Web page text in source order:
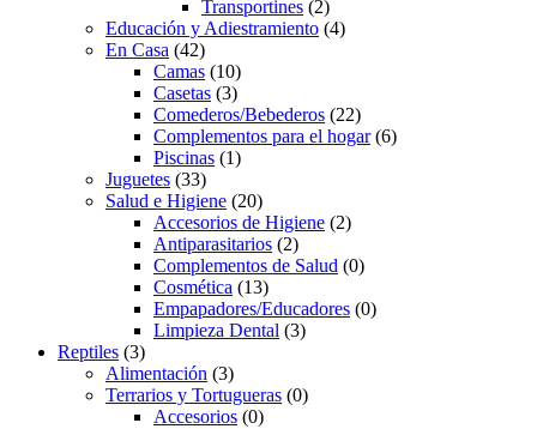
Transportines (2)
Educación y Adiestramiento (4)
En Casa (42)
Camas (10)
Casetas (3)
Comederos/Bebederos (22)
Complementos para el hogar (6)
Piscinas (1)
Juguetes (33)
Salud e Higiene (20)
Accesorios de Higiene (2)
Antiparasitarios (2)
Complementos de Salud (0)
Cosmética (13)
Empapadores/Educadores (0)
Limpieza Dental (3)
Reptiles (3)
Alimentación (3)
Terrarios y Tortugueras (0)
Accesorios (0)